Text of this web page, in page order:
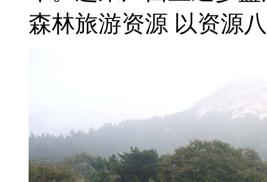
森林旅游资源 以资源